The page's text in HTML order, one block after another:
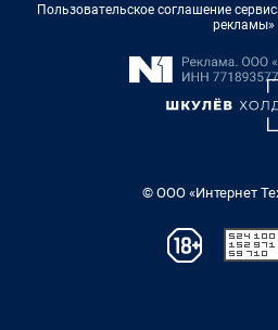
Пользовательское соглашение
рекламы»
© ООО «Интернет